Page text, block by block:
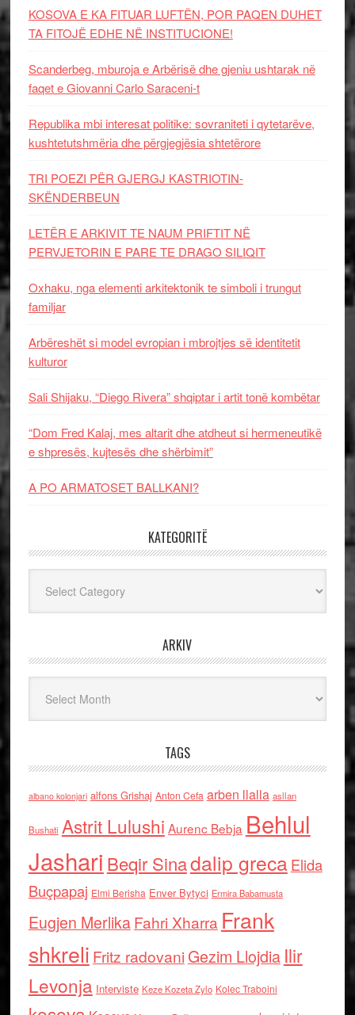
KOSOVA E KA FITUAR LUFTËN, POR PAQEN DUHET
TA FITOJË EDHE NË INSTITUCIONE!
Scanderbeg, mburoja e Arbërisë dhe gjeniu ushtarak në
faqet e Giovanni Carlo Saraceni-t
Republika mbi interesat politike: sovraniteti i qytetarëve,
kushtetutshmëria dhe përgjegjësia shtetërore
TRI POEZI PËR GJERGJ KASTRIOTIN-
SKËNDERBEUN
LETËR E ARKIVIT TE NAUM PRIFTIT NË
PERVJETORIN E PARE TE DRAGO SILIQIT
Oxhaku, nga elementi arkitektonik te simboli i trungut
familjar
Arbëreshët si model evropian i mbrojtjes së identitetit
kulturor
Sali Shijaku, “Diego Rivera” shqiptar i artit tonë kombëtar
“Dom Fred Kalaj, mes altarit dhe atdheut si hermeneutikë
e shpresës, kujtesës dhe shërbimit”
A PO ARMATOSET BALLKANI?
KATEGORITË
ARKIV
TAGS
albano kolonjari alfons Grishaj Anton Cefa arben llalla asllan
Bushati Astrit Lulushi Aurenc Bebja Behlul
Jashari Beqir Sinadalip grecaElida
Buçpapaj Elmi Berisha Enver Bytyci Ermira Babamusta
Eugjen MerlikaFahri Xharra Frank
shkreli Fritz radovaniGezim Llojdia Ilir
Levonja Interviste Keze Kozeta Zylo Kolec Traboini